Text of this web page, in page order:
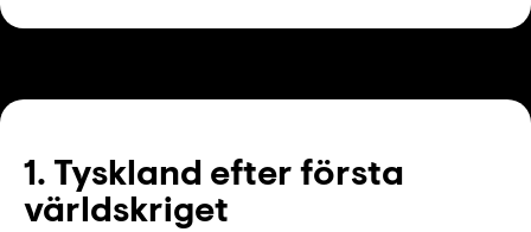
1. Tyskland efter första
världskriget